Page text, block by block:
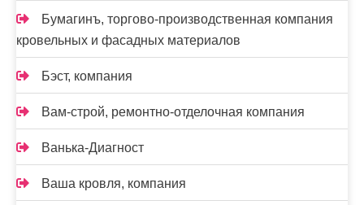
Бумагинъ, торгово-производственная компания
кровельных и фасадных материалов
Бэст, компания
Вам-cтрой, ремонтно-отделочная компания
Ванька-Диагност
Ваша кровля, компания